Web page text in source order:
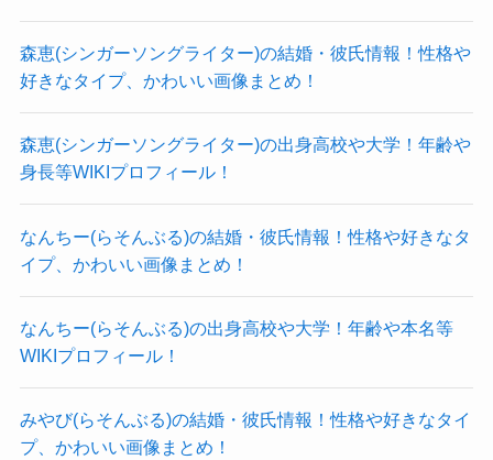
ということが気になった人が多かったということ
ですよね。
その理由の一番大きなものが
呂律になると思われます。
2022年に入り
ら
脳梗塞なのではないか・・・
と思った人が多いようなんです。
その際たる例が
森恵(シンガーソングライター)の結婚・彼氏情報！性格や
好きなタイプ、かわいい画像まとめ！
森恵(シンガーソングライター)の出身高校や大学！年齢や
身長等WIKIプロフィール！
なんちー(らそんぶる)の結婚・彼氏情報！性格や好きなタ
イプ、かわいい画像まとめ！
なんちー(らそんぶる)の出身高校や大学！年齢や本名等
WIKIプロフィール！
みやび(らそんぶる)の結婚・彼氏情報！性格や好きなタイ
プ、かわいい画像まとめ！